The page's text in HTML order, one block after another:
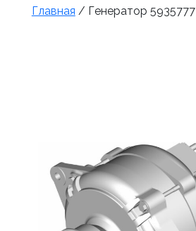
Главная / Генератор 5935777